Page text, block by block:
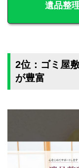
遺品整
2位：ゴミ屋
が豊富